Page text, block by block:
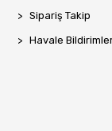
Sipariş Takip
Havale